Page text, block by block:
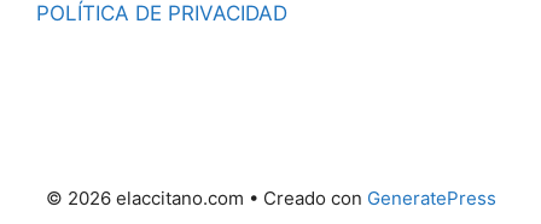
POLÍTICA DE PRIVACIDAD
© 2026 elaccitano.com • Creado con GeneratePress